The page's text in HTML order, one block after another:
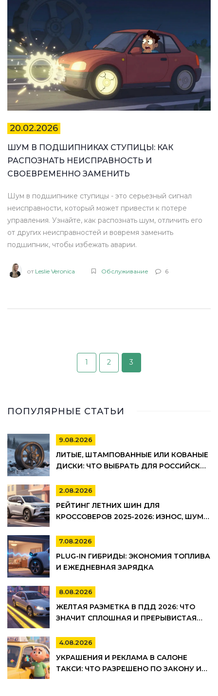
20.02.2026
ШУМ В ПОДШИПНИКАХ СТУПИЦЫ: КАК
РАСПОЗНАТЬ НЕИСПРАВНОСТЬ И
СВОЕВРЕМЕННО ЗАМЕНИТЬ
Шум в подшипнике ступицы - это серьезный сигнал
неисправности, который может привести к потере
управления. Узнайте, как распознать шум, отличить его
от других неисправностей и вовремя заменить
подшипник, чтобы избежать аварии.
от Leslie Veronica Обслуживание 6
1 2 3
ПОПУЛЯРНЫЕ СТАТЬИ
9.08.2026
ЛИТЫЕ, ШТАМПОВАННЫЕ ИЛИ КОВАНЫЕ
ДИСКИ: ЧТО ВЫБРАТЬ ДЛЯ РОССИЙСКИХ
2.08.2026
РЕЙТИНГ ЛЕТНИХ ШИН ДЛЯ
КРОССОВЕРОВ 2025-2026: ИЗНОС, ШУМ И
7.08.2026
PLUG-IN ГИБРИДЫ: ЭКОНОМИЯ ТОПЛИВА
И ЕЖЕДНЕВНАЯ ЗАРЯДКА
8.08.2026
ЖЕЛТАЯ РАЗМЕТКА В ПДД 2026: ЧТО
ЗНАЧИТ СПЛОШНАЯ И ПРЕРЫВИСТАЯ
ШТРАФЫ
4.08.2026
УКРАШЕНИЯ И РЕКЛАМА В САЛОНЕ
ТАКСИ: ЧТО РАЗРЕШЕНО ПО ЗАКОНУ И